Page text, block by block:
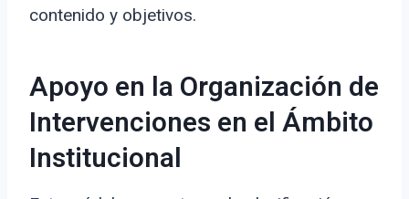
contenido y objetivos.
Apoyo en la Organización de
Intervenciones en el Ámbito
Institucional